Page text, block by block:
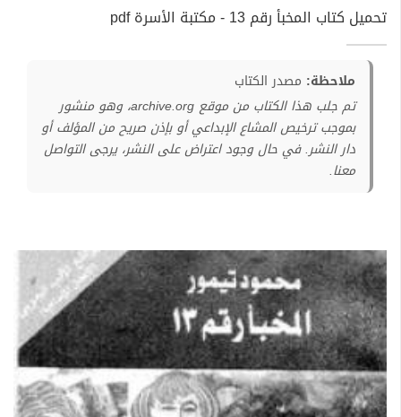
تحميل كتاب المخبأ رقم 13 - مكتبة الأسرة pdf
ملاحظة: مصدر الكتاب
تم جلب هذا الكتاب من موقع archive.org، وهو منشور
بموجب ترخيص المشاع الإبداعي أو بإذن صريح من المؤلف أو
دار النشر. في حال وجود اعتراض على النشر، يرجى التواصل
معنا.